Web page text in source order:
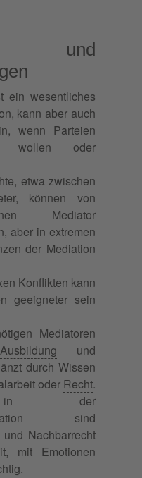
und
ein wesentliches
kann aber auch
wenn Parteien
wollen oder
etwa zwischen
können von
Mediator
aber in extremen
der Mediation
Konflikten kann
geeigneter sein
Mediatoren
Ausbildung und
durch Wissen
oder Recht.
in der
sind
Nachbarrecht
mit Emotionen